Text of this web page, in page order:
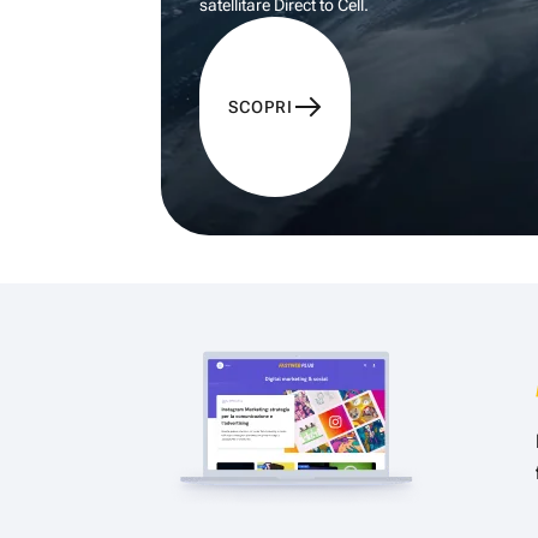
satellitare Direct to Cell.
SCOPRI